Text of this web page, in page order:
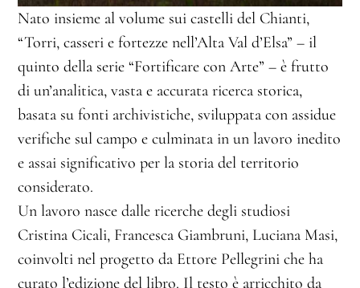
Nato insieme al volume sui castelli del Chianti,
“Torri, casseri e fortezze nell’Alta Val d’Elsa” – il
quinto della serie “Fortificare con Arte” – è frutto
di un’analitica, vasta e accurata ricerca storica,
basata su fonti archivistiche, sviluppata con assidue
verifiche sul campo e culminata in un lavoro inedito
e assai significativo per la storia del territorio
considerato.
Un lavoro nasce dalle ricerche degli studiosi
Cristina Cicali, Francesca Giambruni, Luciana Masi,
coinvolti nel progetto da Ettore Pellegrini che ha
curato l’edizione del libro. Il testo è arricchito da